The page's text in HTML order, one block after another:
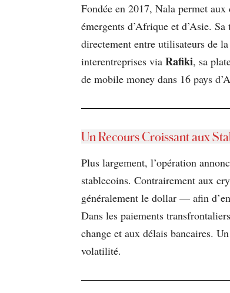
Fondée en 2017, Nala permet aux
émergents d’Afrique et d’Asie.
directement entre utilisateurs de
interentreprises via Rafiki, sa
de mobile money dans 16 pays
Un Recours Croissant aux
Plus largement, l’opération
stablecoins. Contrairement aux
généralement le dollar — afin
Dans les paiements
change et aux délais bancaires.
volatilité.